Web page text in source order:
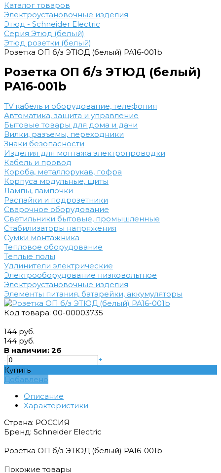
Каталог товаров
Электроустановочные изделия
Этюд - Schneider Electric
Серия Этюд (белый)
Этюд розетки (белый)
Розетка ОП б/з ЭТЮД (белый) PA16-001b
Розетка ОП б/з ЭТЮД (белый)
PA16-001b
TV кабель и оборудование, телефония
Автоматика, защита и управление
Бытовые товары для дома и дачи
Вилки, разъемы, переходники
Знаки безопасности
Изделия для монтажа электропроводки
Кабель и провод
Короба, металлорукав, гофра
Корпуса модульные, щиты
Лампы, лампочки
Распайки и подрозетники
Сварочное оборудование
Светильники бытовые, промышленные
Стабилизаторы напряжения
Сумки монтажника
Тепловое оборудование
Теплые полы
Удлинители электрические
Электрооборудование низковольтное
Электроустановочные изделия
Элементы питания, батарейки, аккумуляторы
Код товара: 00-00003735
144 руб.
144 руб.
В наличии: 26
-
+
Купить
Добавлено
Описание
Характеристики
Страна: РОССИЯ
Бренд: Schneider Electric
Розетка ОП б/з ЭТЮД (белый) PA16-001b
Похожие товары